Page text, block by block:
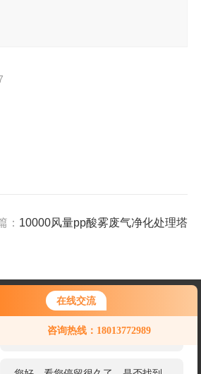
在线交流
咨询热线：18013772989
服务，请问您要咨询什么问题呢？
： 10000风量pp酸雾废气净化处理塔